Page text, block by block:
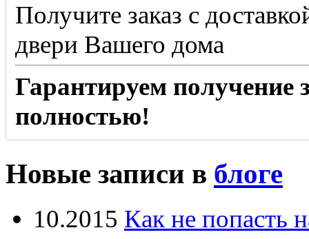
Получите заказ с
двери Вашего дома
Гарантируем получение
полностью!
Новые записи в блоге
10.2015 Как не попасть